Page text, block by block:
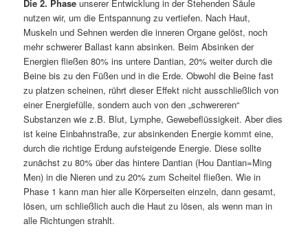
Die 2. Phase unserer Entwicklung in der Stehenden Säule
nutzen wir, um die Entspannung zu vertiefen. Nach Haut,
Muskeln und Sehnen werden die inneren Organe gelöst, noch
mehr schwerer Ballast kann absinken. Beim Absinken der
Energien fließen 80% ins untere Dantian, 20% weiter durch die
Beine bis zu den Füßen und in die Erde. Obwohl die Beine fast
zu platzen scheinen, rührt dieser Effekt nicht ausschließlich von
einer Energiefülle, sondern auch von den „schwereren“
Substanzen wie z.B. Blut, Lymphe, Gewebeflüssigkeit. Aber dies
ist keine Einbahnstraße, zur absinkenden Energie kommt eine,
durch die richtige Erdung aufsteigende Energie. Diese sollte
zunächst zu 80% über das hintere Dantian (Hou Dantian=Ming
Men) in die Nieren und zu 20% zum Scheitel fließen. Wie in
Phase 1 kann man hier alle Körperseiten einzeln, dann gesamt,
lösen, um schließlich auch die Haut zu lösen, als wenn man in
alle Richtungen strahlt.